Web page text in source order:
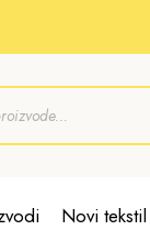
Novi tekstil